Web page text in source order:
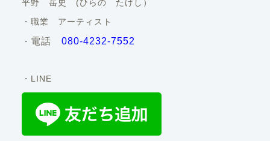
平野 岳史 (ひらの たけし）
・職業 アーティスト
・ 電話 080-4232-7552
・LINE